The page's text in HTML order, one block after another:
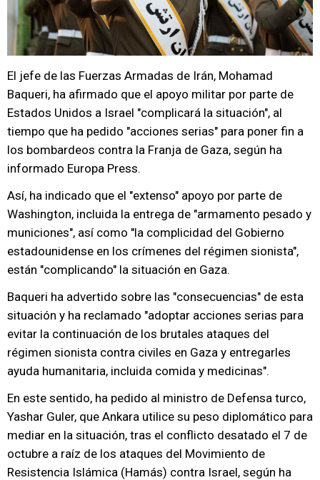
El jefe de las Fuerzas Armadas de Irán, Mohamad
Baqueri, ha afirmado que el apoyo militar por parte de
Estados Unidos a Israel "complicará la situación", al
tiempo que ha pedido "acciones serias" para poner fin a
los bombardeos contra la Franja de Gaza, según ha
informado Europa Press.
Así, ha indicado que el "extenso" apoyo por parte de
Washington, incluida la entrega de "armamento pesado y
municiones", así como "la complicidad del Gobierno
estadounidense en los crímenes del régimen sionista",
están "complicando" la situación en Gaza.
Baqueri ha advertido sobre las "consecuencias" de esta
situación y ha reclamado "adoptar acciones serias para
evitar la continuación de los brutales ataques del
régimen sionista contra civiles en Gaza y entregarles
ayuda humanitaria, incluida comida y medicinas".
En este sentido, ha pedido al ministro de Defensa turco,
Yashar Guler, que Ankara utilice su peso diplomático para
mediar en la situación, tras el conflicto desatado el 7 de
octubre a raíz de los ataques del Movimiento de
Resistencia Islámica (Hamás) contra Israel, según ha